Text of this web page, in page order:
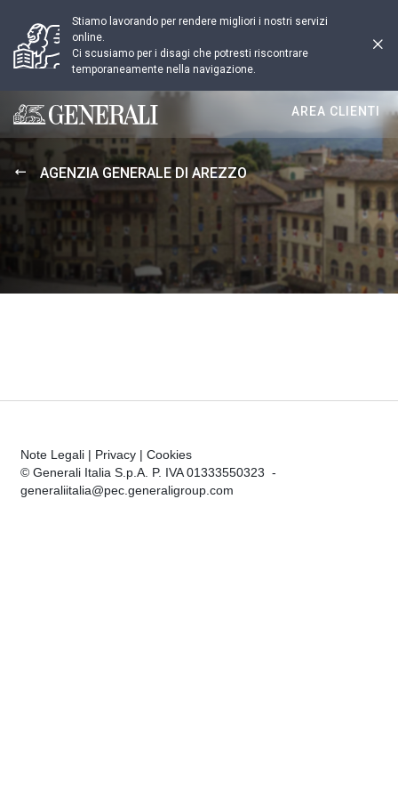
Stiamo lavorando per rendere migliori i nostri servizi
online.
Ci scusiamo per i disagi che potresti riscontrare
temporaneamente nella navigazione.
Generali logo
AREA CLIENTI
AGENZIA GENERALE DI AREZZO
Note Legali | Privacy | Cookies
© Generali Italia S.p.A. P. IVA 01333550323 -
generaliitalia@pec.generaligroup.com